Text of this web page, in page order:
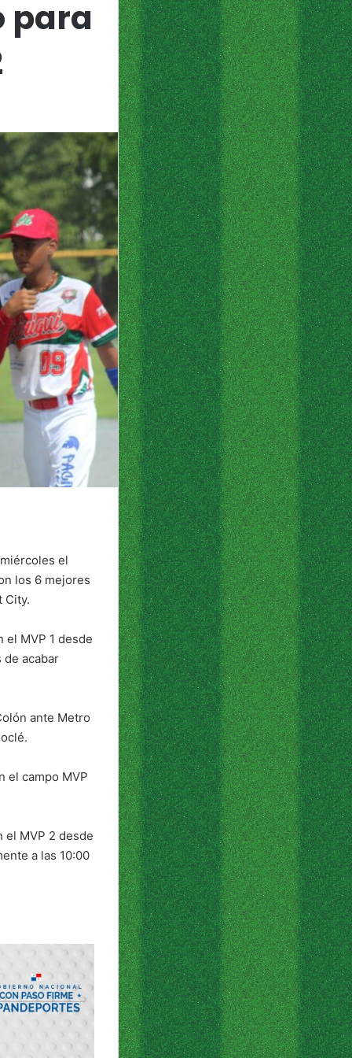
para
el
los 6 mejores
City.
el MVP 1 desde
de acabar
ante Metro
el campo MVP
MVP 2 desde
a las 10:00